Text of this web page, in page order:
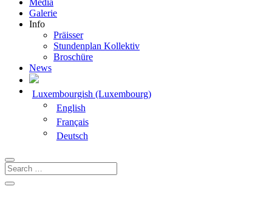
Media
Galerie
Info
Präisser
Stundenplan Kollektiv
Broschüre
News
Luxembourgish (Luxembourg)
English
Français
Deutsch